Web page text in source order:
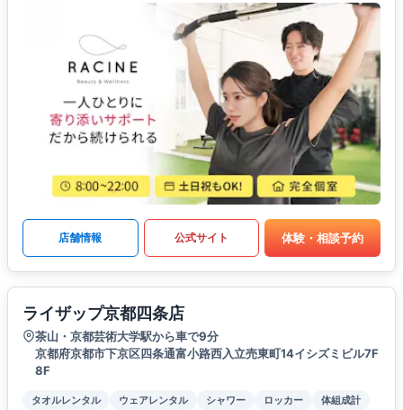
店舗情報 公式サイト 体験・相談予約
ライザップ京都四条店
茶山・京都芸術大学駅から車で9分
京都府京都市下京区四条通富小路西入立売東町14イシズミビル7F
8F
タオルレンタル ウェアレンタル シャワー ロッカー
体組成計